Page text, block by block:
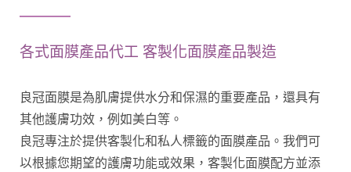
各式面膜產品代工 客製化面膜產品製造
良冠面膜是為肌膚提供水分和保濕的重要產品，還具有
其他護膚功效，例如美白等。
良冠專注於提供客製化和私人標籤的面膜產品。我們可
以根據您期望的護膚功能或效果，客製化面膜配方並添